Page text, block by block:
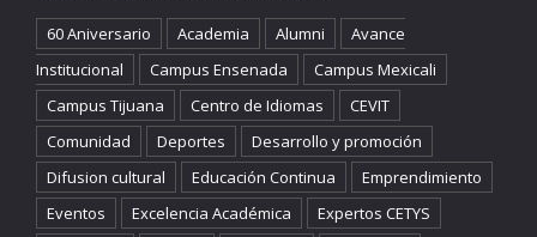
60 Aniversario Academia Alumni
Avance
Institucional
Campus Ensenada
Campus Mexicali
Campus Tijuana
Centro de Idiomas
CEVIT
Comunidad
Deportes
Desarrollo y promoción
Difusion cultural
Educación Continua
Emprendimiento
Eventos
Excelencia Académica
Expertos CETYS